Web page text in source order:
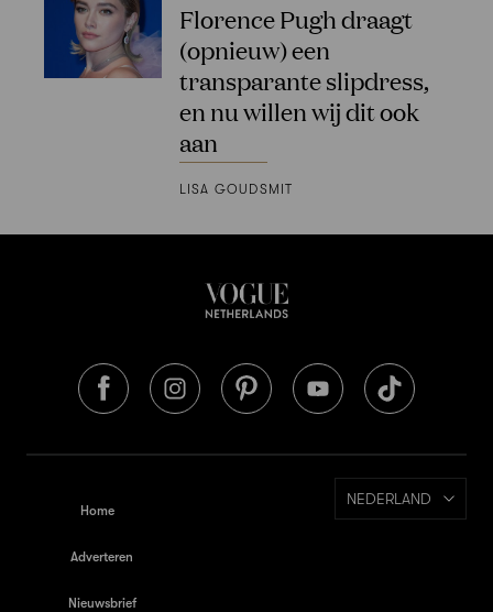
Florence Pugh draagt
(opnieuw) een
transparante slipdress,
en nu willen wij dit ook
aan
LISA GOUDSMIT
Home
Adverteren
Nieuwsbrief
NEDERLAND